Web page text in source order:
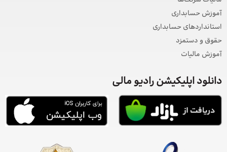
آموزش حسابداری
استانداردهای حسابداری
حقوق و دستمزد
آموزش مالیات
دانلود اپلیکیشن رادیو مالی